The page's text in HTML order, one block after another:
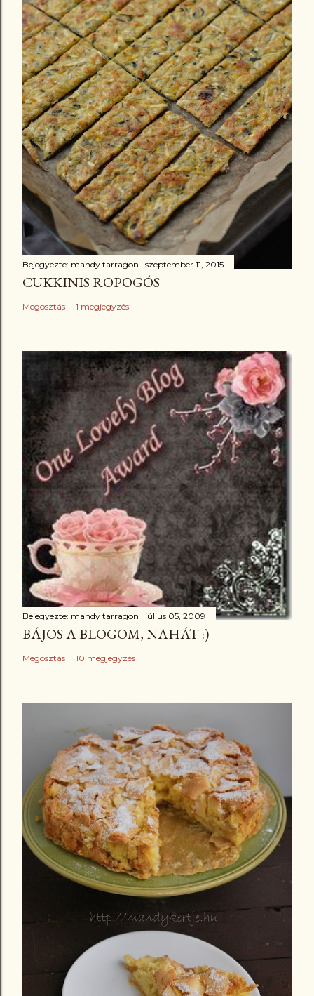
Bejegyezte: mandy tarragon szeptember 11, 2015
CUKKINIS ROPOGÓS
Megosztás 1 megjegyzés
Bejegyezte: mandy tarragon július 05, 2009
BÁJOS A BLOGOM, NAHÁT :)
Megosztás 10 megjegyzés